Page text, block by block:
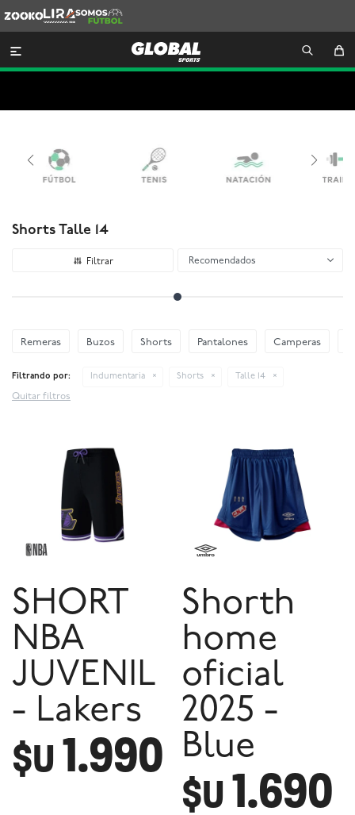
Lira
Somos
Futbol

Shorts Talle 14
Recomendados
Remeras Buzos Shorts Pantalones Camperas
Filtrando por: Indumentaria Shorts Talle 14
Quitar filtros
SHORT
NBA
JUVENIL
- Lakers
$U1.990
Shorth
home
oficial
2025 -
Blue
$U1.690